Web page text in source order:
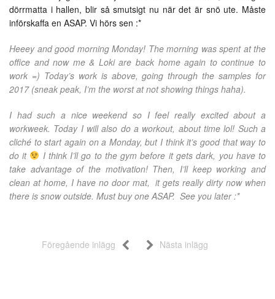
dörrmatta i hallen, blir så smutsigt nu när det är snö ute. Måste
införskaffa en ASAP. Vi hörs sen :*
Heeey and good morning Monday! The morning was spent at the
office and now me & Loki are back home again to continue to
work =) Today’s work is above, going through the samples for
2017 (sneak peak, I’m the worst at not showing things haha).
I had such a nice weekend so I feel really excited about a
workweek. Today I will also do a workout, about time lol! Such a
cliché to start again on a Monday, but I think it’s good that way to
do it
I think I’ll go to the gym before it gets dark, you have to
take advantage of the motivation! Then, I’ll keep working and
clean at home, I have no door mat, it gets really dirty now when
there is snow outside. Must buy one ASAP. See you later :*
Föregående inlägg Nästa inlägg